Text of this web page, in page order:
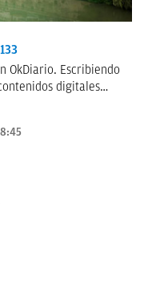
OkDiario. Escribiendo
digitales